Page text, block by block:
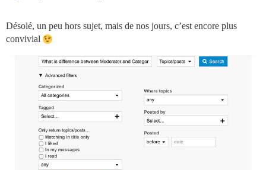
Désolé, un peu hors sujet, mais de nos jours, c’est encore plus
convivial